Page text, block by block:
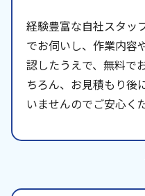
経験豊富な自社スタッ
でお伺いし、作業内容
認したうえで、無料で
ちろん、お見積もり後
いませんのでご安心く